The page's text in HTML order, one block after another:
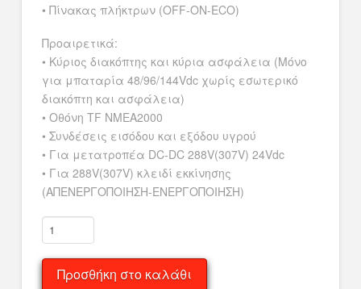
• Πίνακας πλήκτρων (OFF-ON-ECO)
Προαιρετικά:
• Κύριος διακόπτης και κύρια ασφάλεια (Μόνο
για μπαταρία 48/96/144Vdc χωρίς εσωτερικό
διακόπτη και ασφάλεια)
• Οθόνη TF NMEA2000
• Συνδέσεις εισόδου και εξόδου υγρού
• Για μετατροπέα DC-DC 288V(307V) 24Vdc
• Για 288V(307V) κλειδί εκκίνησης
(ΑΠΕΝΕΡΓΟΠΟΙΗΣΗ-ΕΝΕΡΓΟΠΟΙΗΣΗ)
Ηλεκτρική
εξωλέμβια
OutboardMaster
20AΠροσθήκη στο καλάθι